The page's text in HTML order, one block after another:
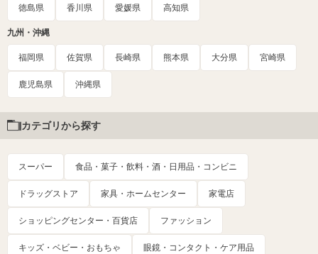
徳島県 香川県 愛媛県 高知県
九州・沖縄
福岡県 佐賀県 長崎県 熊本県 大分県 宮崎県
鹿児島県 沖縄県
カテゴリから探す
スーパー 食品・菓子・飲料・酒・日用品・コンビニ
ドラッグストア 家具・ホームセンター 家電店
ショッピングセンター・百貨店 ファッション
キッズ・ベビー・おもちゃ 眼鏡・コンタクト・ケア用品